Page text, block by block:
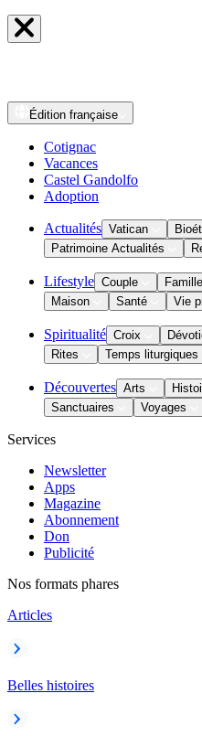
Édition française
Cotignac
Vacances
Castel Gandolfo
Adoption
Actualités Vatican
Patrimoine Actualités
Lifestyle Couple Famille
Maison
Santé Vie
Spiritualité Croix
Rites
Temps liturgiques
Découvertes Arts
Sanctuaires
Voyages
Services
Newsletter
Apps
Magazine
Abonnement
Don
Publicité
Nos formats phares
Articles
Belles histoires